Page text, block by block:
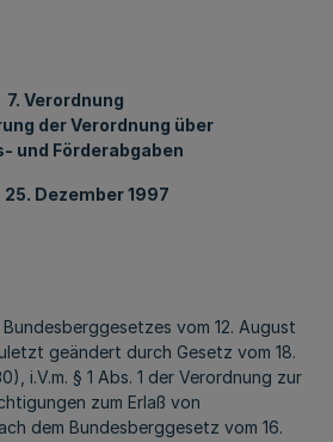
7. Verordnung
der Verordnung über
und Förderabgaben
25. Dezember 1997
vom 12. August
geändert durch Gesetz vom 18.
i.V.m. § 1 Abs. 1 der Verordnung zur
zum Erlaß von
dem Bundesberggesetz vom 16.